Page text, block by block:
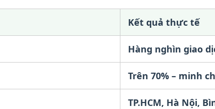
Kết quả thực tế
Hàng nghìn giao
Trên 70% – minh
TP.HCM, Hà Nội,